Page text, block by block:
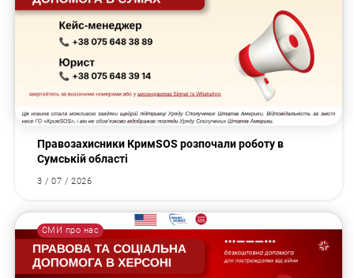
Правозахисники КримSOS розпочали роботу в
Сумській області
3 / 07 / 2026
СМИ про нас